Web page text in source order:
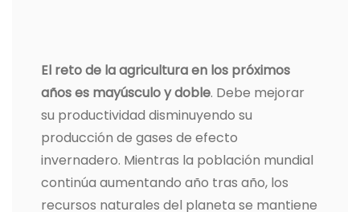
El reto de la agricultura en los próximos
años es mayúsculo y doble. Debe mejorar
su productividad disminuyendo su
producción de gases de efecto
invernadero. Mientras la población mundial
continúa aumentando año tras año, los
recursos naturales del planeta se mantiene